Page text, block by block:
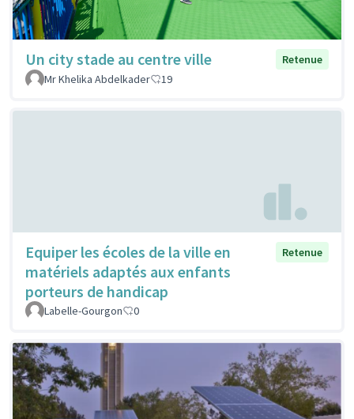
Un city stade au centre ville
Retenue
Mr Khelika Abdelkader
19
Equiper les écoles de la ville en
matériels adaptés aux enfants
porteurs de handicap
Retenue
Labelle-Gourgon 0